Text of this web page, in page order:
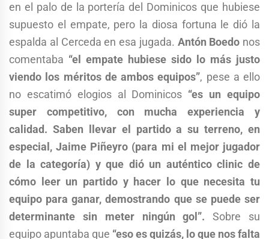
en el palo de la portería del Dominicos que hubiese
supuesto el empate, pero la diosa fortuna le dió la
espalda al Cerceda en esa jugada. Antón Boedo nos
comentaba “el empate hubiese sido lo más justo
viendo los méritos de ambos equipos”, pese a ello
no escatimó elogios al Dominicos “es un equipo
super competitivo, con mucha experiencia y
calidad. Saben llevar el partido a su terreno, en
especial, Jaime Piñeyro (para mi el mejor jugador
de la categoría) y que dió un auténtico clinic de
cómo leer un partido y hacer lo que necesita tu
equipo para ganar, demostrando que se puede ser
determinante sin meter ningún gol”.Sobre su
equipo apuntaba que “eso es quizás, lo que nos falta